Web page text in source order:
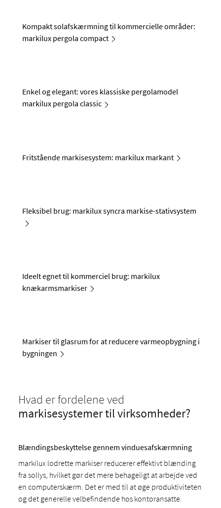
Kompakt solafskærmning til kommercielle områder:
markilux pergola compact
Enkel og elegant: vores klassiske pergolamodel
markilux pergola classic
Fritstående markisesystem: markilux markant
Fleksibel brug: markilux syncra markise-stativsystem
Ideelt egnet til kommerciel brug: markilux
knækarmsmarkiser
Markiser til glasrum for at reducere varmeopbygning i
bygningen
Hvad er fordelene ved
markisesystemer til virksomheder?
Blændingsbeskyttelse gennem vinduesafskærmning
markilux lodrette markiser reducerer effektivt blænding
fra sollys, hvilket gør det mere behageligt at arbejde ved
en computerskærm. Det er med til at øge produktiviteten
og det generelle velbefindende hos kontoransatte.